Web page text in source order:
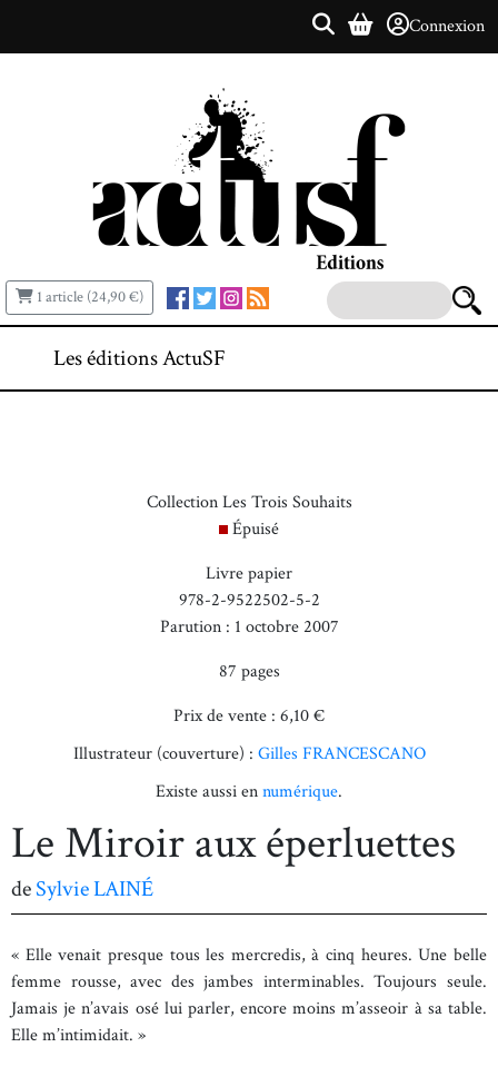
Connexion
1 article (24,90 €)
Les éditions ActuSF
Collection Les Trois Souhaits
Épuisé
Livre papier
978-2-9522502-5-2
Parution : 1 octobre 2007
87 pages
Prix de vente : 6,10 €
Illustrateur (couverture) : Gilles FRANCESCANO
Existe aussi ennumérique.
Le Miroir aux éperluettes
deSylvie LAINÉ
« Elle venait presque tous les mercredis, à cinq heures. Une belle
femme rousse, avec des jambes interminables. Toujours seule.
Jamais je n’avais osé lui parler, encore moins m’asseoir à sa table.
Elle m’intimidait. »